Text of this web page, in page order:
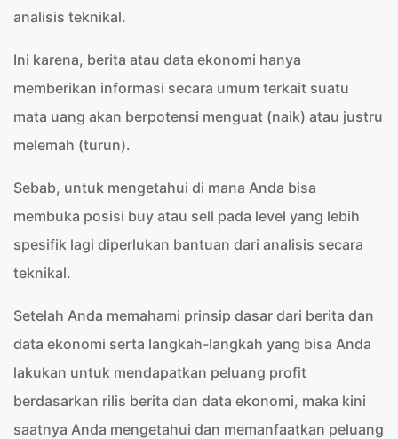
analisis teknikal.
Ini karena, berita atau data ekonomi hanya
memberikan informasi secara umum terkait suatu
mata uang akan berpotensi menguat (naik) atau justru
melemah (turun).
Sebab, untuk mengetahui di mana Anda bisa
membuka posisi buy atau sell pada level yang lebih
spesifik lagi diperlukan bantuan dari analisis secara
teknikal.
Setelah Anda memahami prinsip dasar dari berita dan
data ekonomi serta langkah-langkah yang bisa Anda
lakukan untuk mendapatkan peluang profit
berdasarkan rilis berita dan data ekonomi, maka kini
saatnya Anda mengetahui dan memanfaatkan peluang